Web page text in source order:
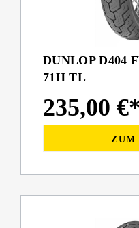
DUNLOP D404
71H TL
235,00
ZUM